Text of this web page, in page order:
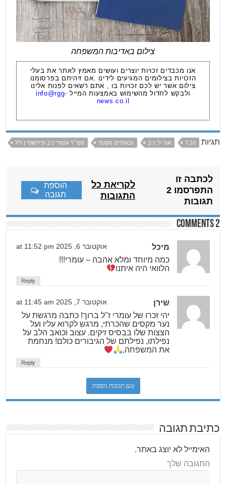
צילום באדיבות המשפחה
אנו מכבדים זכויות יוצרים ועושים מאמץ לאתר את בעלי
הזכויות בצילומים המגיעים לידינו .אם זיהיתם בפרסומנו
צילום אשר יש לכם זכויות בו , אתם רשאים לפנות אלינו
ולבקש לחדול מהשימוש באמצעות המייל info@rgg-
news.co.il
תגיות 7.10 אור-לי ניב גבעתיים מקומי סמ״ר עומרי ניב פיירשטיין ז"ל
לכתבה זו
התפרסמו 2
תגובות
לקריאת כל
התגובות
הוספת
תגובה
2 comments
מיכל אוקטובר 6, 2025 at 11:52 pm
כמה מיוחד ומלא אהבה – עומרי!!!
הלוואי היה איתנו
Reply
שירן אוקטובר 7, 2025 at 11:45 am
יהי זכרו של עומרי ז"ל ברוך! כתבה מרגשת על
נער מקסים שהכרתי, מרגש לקרוא עליו ועל
הצצות שלו בבסיס זיקים. עצוב וכואב הלב על
נפילתו, נפילתם של הגיבורים כולם! מנחמת
את המשפחה,
Reply
טען תגובות נוספות
כתיבת תגובה
האימייל לא יוצג באתר.
התגובה שלך